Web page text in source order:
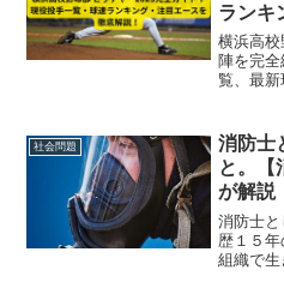
ランキ
説！
横浜高校
陣を完
覧、最
ともに紹
社会問題
消防士
と。【
が解説
消防士
歴１５
組織で生